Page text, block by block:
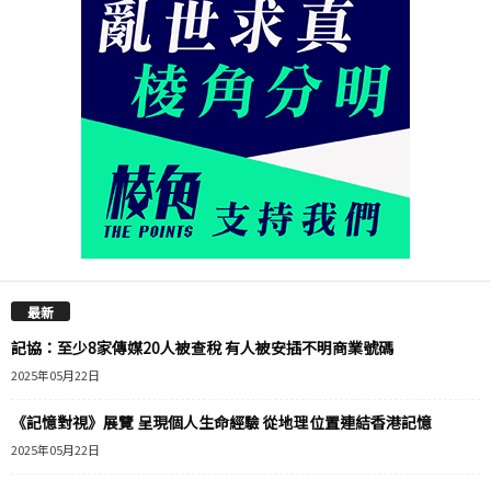
最新
記協：至少8家傳媒20人被查稅 有人被安插不明商業號碼
2025年05月22日
《記憶對視》展覽 呈現個人生命經驗 從地理位置連結香港記憶
2025年05月22日